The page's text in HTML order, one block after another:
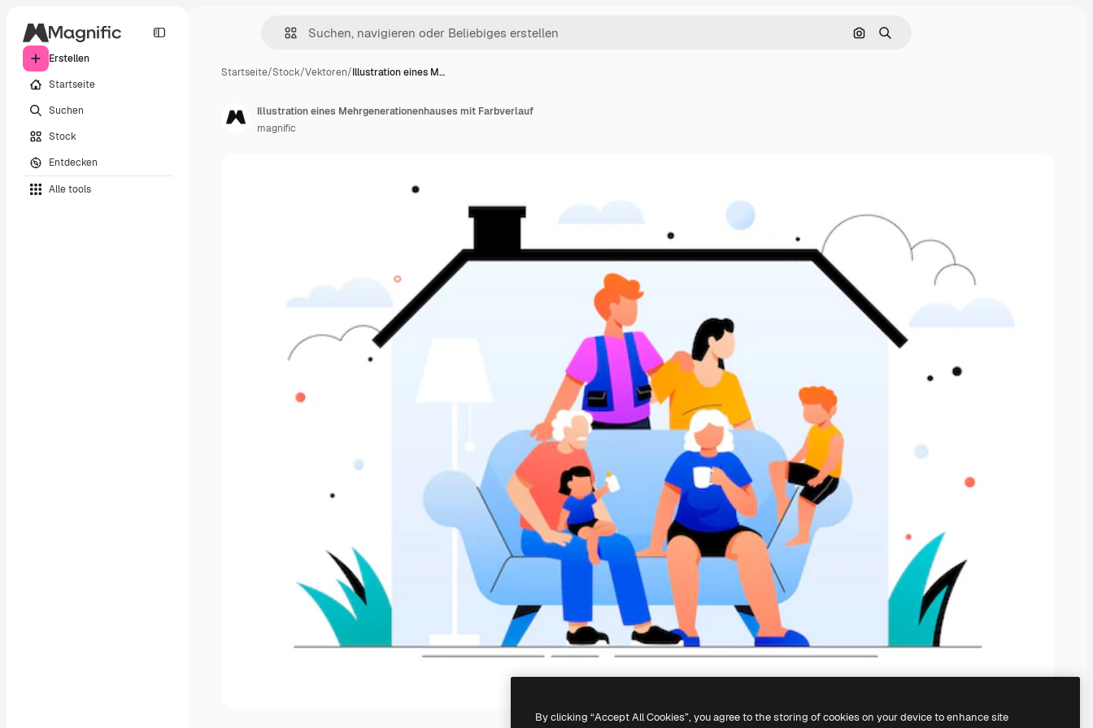
Erstellen
Startseite
Suchen
Stock
Entdecken
Alle tools
Nach Bild suchen
Suchen
Startseite/Stock/Vektoren/Illustration eines M…
Illustration eines Mehrgenerationenhauses mit Farbverlauf
magnific
By clicking “Accept All Cookies”, you agree to the storing of cookies on your device to enhance site